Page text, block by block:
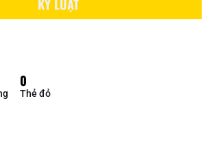
KỶ LUẬT
0
Thẻ đỏ